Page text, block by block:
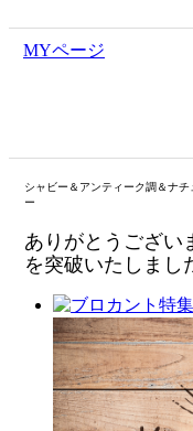
MYページ
シャビー＆アンティーク調＆ナ
ー
ありがとうござ
を突破いたしまし